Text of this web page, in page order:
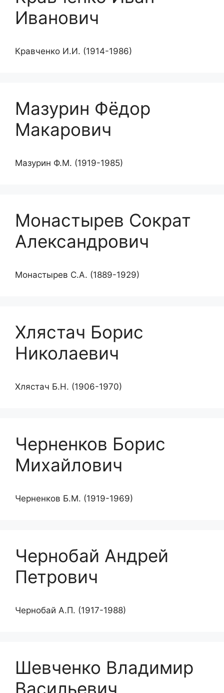
Иванович
Кравченко И.И. (1914-1986)
Мазурин Фёдор
Макарович
Мазурин Ф.М. (1919-1985)
Монастырев Сократ
Александрович
Монастырев С.А. (1889-1929)
Хлястач Борис
Николаевич
Хлястач Б.Н. (1906-1970)
Черненков Борис
Михайлович
Черненков Б.М. (1919-1969)
Чернобай Андрей
Петрович
Чернобай А.П. (1917-1988)
Шевченко Владимир
Васильевич